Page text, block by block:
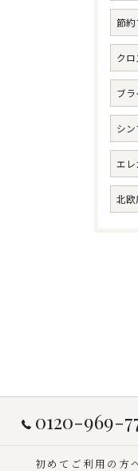
節約
クロ
ブラ
シン
エレ
北欧
0120-969-
初めてご利用の方